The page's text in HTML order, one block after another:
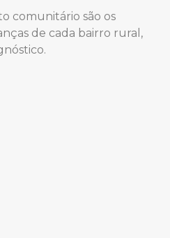
comunitário são os
de cada bairro rural,